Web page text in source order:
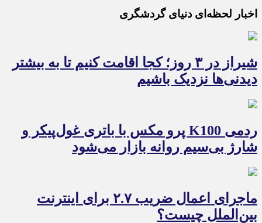
اخبار لحظه‌ای دنیای گردشگری
شیراز در ۳ روز؛ کجا اقامت کنیم تا به بیشتر
دیدنی‌ها نزدیک باشیم
ردمی K100 پرو مکس با باتری غول‌پیکر و
شارژ بی‌سیم روانه بازار می‌شود
ماجرای اعمال ضریب ۲.۷ برای اینترنت
بین‌الملل چیست؟